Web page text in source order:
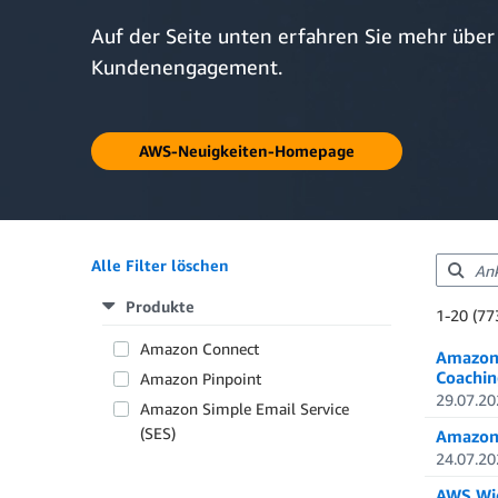
Auf der Seite unten erfahren Sie mehr
Kundenengagement.
AWS-Neuigkeiten-Homepage
Alle Filter löschen
Produkte
Amazon Connect
Amazon Pinpoint
Amazon Simple Email Service
(SES)
1-20
Showing